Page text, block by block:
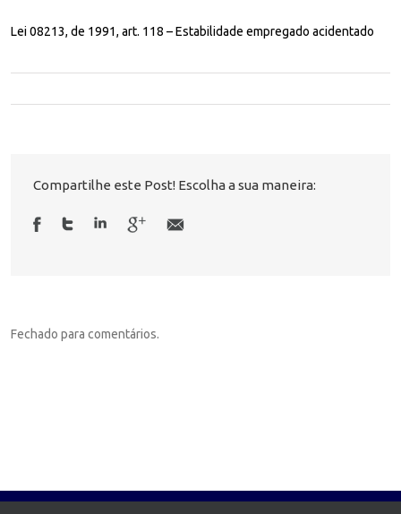
Lei 08213, de 1991, art. 118 – Estabilidade empregado acidentado
Compartilhe este Post! Escolha a sua maneira:
Fechado para comentários.